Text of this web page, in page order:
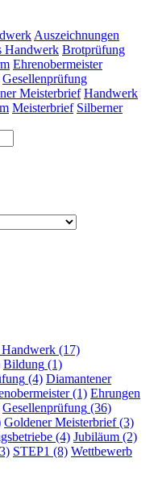
Auszeichnungen
Handwerk Brotprüfung
Ehrenobermeister
Gesellenprüfung
Meisterbrief Handwerk
Meisterbrief Silberner
(17)
Bildung (1)
(4) Diamantener
(1) Ehrungen
Gesellenprüfung (36)
Goldener Meisterbrief(3)
(4) Jubiläum (2)
STEP1 (8) Wettbewerb